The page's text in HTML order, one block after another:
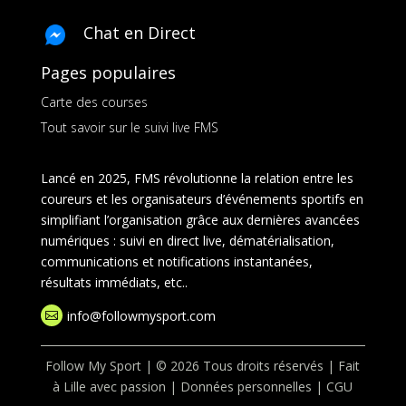
Chat en Direct
Pages populaires
Carte des courses
Tout savoir sur le suivi live FMS
Lancé en 2025, FMS révolutionne la relation entre les
coureurs et les organisateurs d’événements sportifs en
simplifiant l’organisation grâce aux dernières avancées
numériques : suivi en direct live, dématérialisation,
communications et notifications instantanées,
résultats immédiats, etc..
 info@followmysport.com
Follow My Sport | © 2026 Tous droits réservés | Fait
à Lille avec passion | Données personnelles |CGU